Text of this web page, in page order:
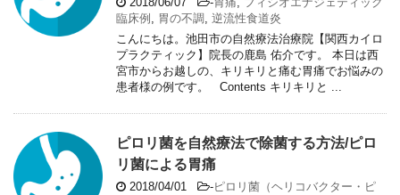
臨床例 , 胃の不調 , 逆流性食道炎
こんにちは。池田市の自然療法治療院【関西カイロ
プラクティック】院長の鹿島 佑介です。 本日は西
宮市からお越しの、キリキリと痛む胃痛でお悩みの
患者様の例です。 Contents キリキリと ...
ピロリ菌を自然療法で除菌する方法/ピロ
リ菌による胃痛
2018/04/01 -ピロリ菌（ヘリコバクター・ピ